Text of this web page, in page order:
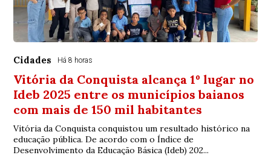
Cidades Há 8 horas
Vitória da Conquista alcança 1º lugar no
Ideb 2025 entre os municípios baianos
com mais de 150 mil habitantes
Vitória da Conquista conquistou um resultado histórico na
educação pública. De acordo com o Índice de
Desenvolvimento da Educação Básica (Ideb) 202...